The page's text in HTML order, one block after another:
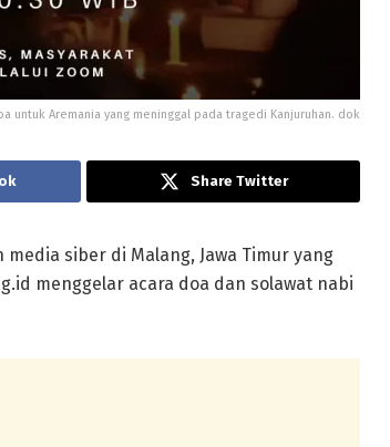
untuk Aremania yang meninggal pada tragedi Kanjuruhan. dok
Share Twitter
media siber di Malang, Jawa Timur yang
menggelar acara doa dan solawat nabi